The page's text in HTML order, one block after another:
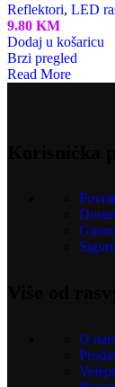
Reflektori, LED
9.80 KM
Dodaj u košaricu
Brzi pregled
Read More
O